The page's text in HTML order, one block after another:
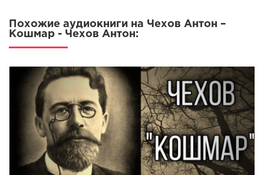
Похожие аудиокниги на Чехов Антон –
Кошмар - Чехов Антон: